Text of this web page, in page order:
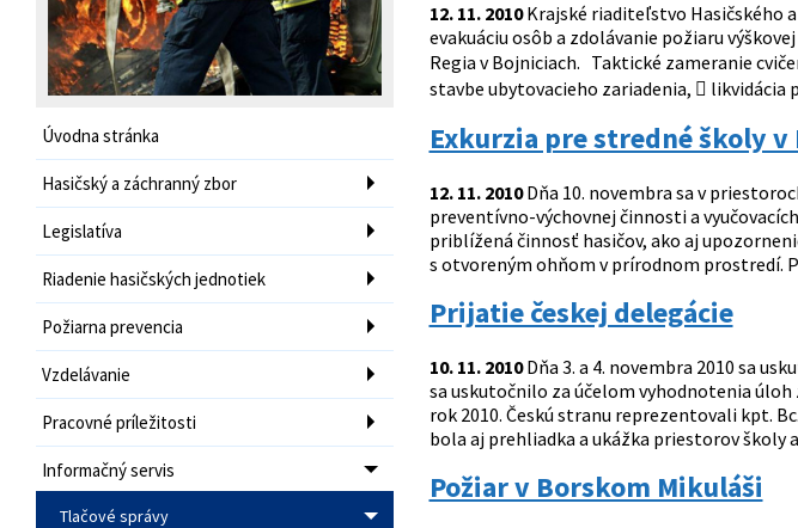
Úvodna stránka
Hasičský a záchranný zbor
Legislatíva
Riadenie hasičských jednotiek
Požiarna prevencia
Vzdelávanie
Pracovné príležitosti
Informačný servis
Tlačové správy
12. 11. 2010Krajské riaditeľstvo Hasičského
evakuáciu osôb a zdolávanie požiaru
Regia v Bojniciach. Taktické zameranie
stavbe ubytovacieho zariadenia,  likvidácia
Exkurzia pre stredné školy
12. 11. 2010Dňa 10. novembra sa v
preventívno-výchovnej činnosti a
priblížená činnosť hasičov, ako aj
s otvoreným ohňom v prírodnom prostredí.
Prijatie českej delegácie
10. 11. 2010Dňa 3. a 4. novembra 2010 sa
sa uskutočnilo za účelom vyhodnotenia
rok 2010. Českú stranu reprezentovali kpt.
bola aj prehliadka a ukážka priestorov školy
Požiar v Borskom Mikuláši